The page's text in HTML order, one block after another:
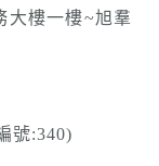
大樓一樓~旭羣
號:340)